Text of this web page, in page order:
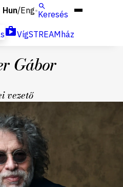
Hun/Eng Keresés
VígSTREAMház
Gábor
vezető